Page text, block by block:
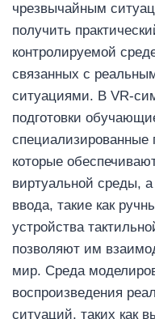
чрезвычайным
получить
контролируемой
связанных с
ситуациями. В VR-
подготовки
специализированные
которые
виртуальной среды, а
ввода, такие как
устройства
позволяют им
мир. Среда
воспроизведения
ситуаций, таких как